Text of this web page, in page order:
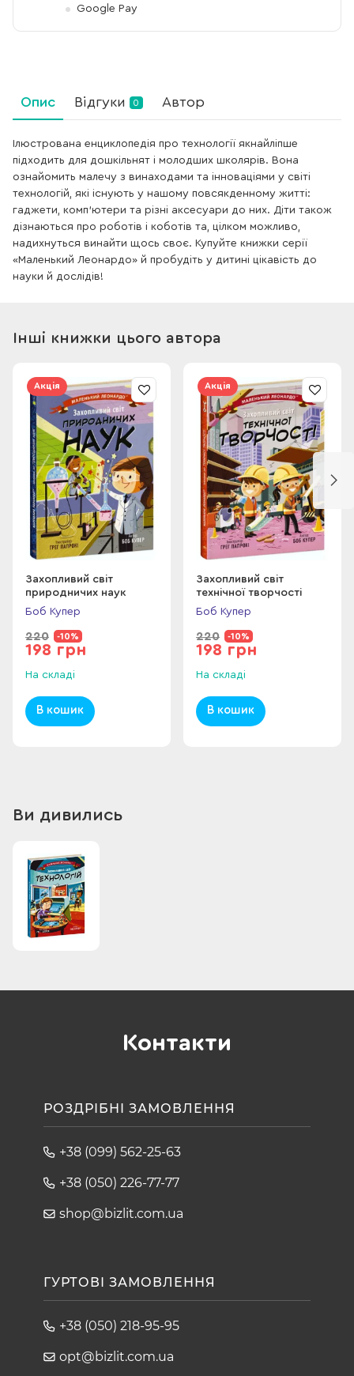
Google Pay
Опис Відгуки 0 Автор
Ілюстрована енциклопедія про технології якнайліпше
підходить для дошкільнят і молодших школярів. Вона
ознайомить малечу з винаходами та інноваціями у світі
технологій, які існують у нашому повсякденному житті:
гаджети, комп’ютери та різні аксесуари до них. Діти також
дізнаються про роботів і коботів та, цілком можливо,
надихнуться винайти щось своє. Купуйте книжки серії
«Маленький Леонардо» й пробудіть у дитині цікавість до
науки й дослідів!
Інші книжки цього автора
Акція
Захопливий світ
природничих наук
Боб Купер
220 -10%
198 грн
На складі
В кошик
Акція
Захопливий світ
технічної творчості
Боб Купер
220 -10%
198 грн
На складі
В кошик
Ви дивились
Контакти
РОЗДРІБНІ ЗАМОВЛЕННЯ
+38 (099) 562-25-63
+38 (050) 226-77-77
shop@bizlit.com.ua
ГУРТОВІ ЗАМОВЛЕННЯ
+38 (050) 218-95-95
opt@bizlit.com.ua